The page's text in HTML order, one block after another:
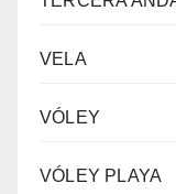
VELA
VÓLEY
VÓLEY PLAYA